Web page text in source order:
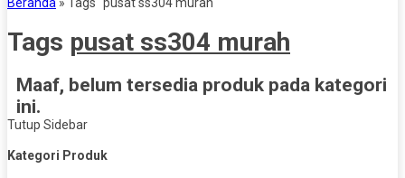
Tags pusat ss304 murah
Maaf, belum tersedia produk pada kategori
ini.
Tutup Sidebar
Kategori Produk